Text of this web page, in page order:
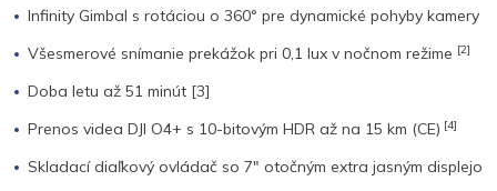
Infinity Gimbal s rotáciou o 360° pre dynamické pohyby kamery
Všesmerové snímanie prekážok pri 0,1 lux v nočnom režime [2]
Doba letu až 51 minút [3]
Prenos videa DJI O4+ s 10-bitovým HDR až na 15 km (CE) [4]
Skladací diaľkový ovládač so 7″ otočným extra jasným